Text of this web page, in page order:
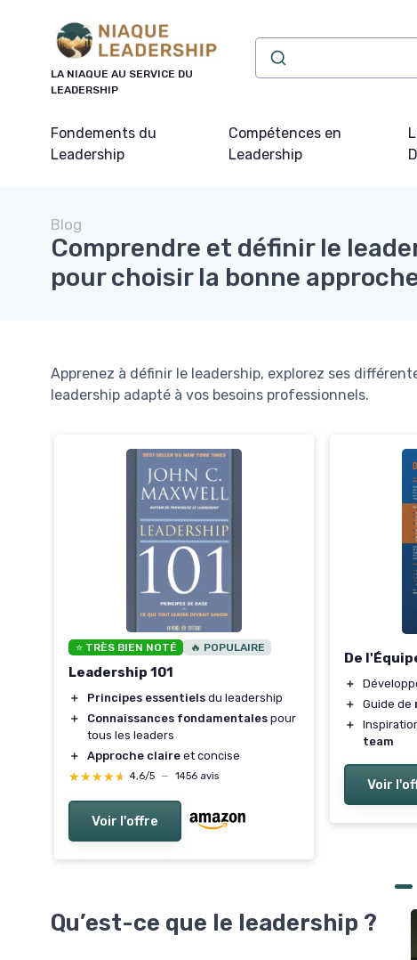
LA NIAQUE AU SERVICE DU
LEADERSHIP
Fondements du
Leadership
Compétences en
Leadership
Blog
Comprendre et définir le
pour choisir la bonne
Apprenez à définir le leadership, explorez ses
leadership adapté à vos besoins professionnels.
⭐ TRÈS BIEN NOTÉ 🔥 POPULAIRE
Leadership 101
＋ Principes essentiels du leadership
＋
Connaissances fondamentales pour
tous les leaders
＋
Approche claire et concise
★★★★★
★★★★★ 4,6/5 — 1456 avis
Voir l'offre
De
＋
＋
Guide de
＋
team
Voir
Qu’est-ce que le leadership ?